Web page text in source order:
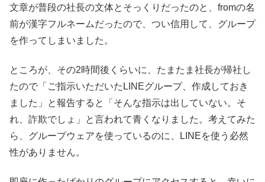
文章が普段の社長の文体とそっくりだったのと、fromの名
前が漢字フルネームだったので、つい信用して、グループ
を作ってしまいました。
ところが、その2時間後くらいに、たまたま社長が帰社し
たので「ご指示いただいたLINEグループ、作成しておき
ました」と報告すると「そんな指示は出していない。そ
れ、詐欺でしょ」と言われて青くなりました。考えてみた
ら、グループウェアを使っているのに、LINEを使う必然
性がありません。